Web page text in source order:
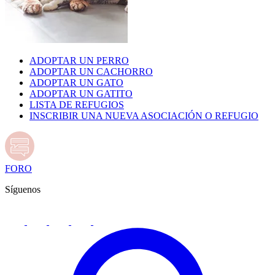
ADOPTAR UN PERRO
ADOPTAR UN CACHORRO
ADOPTAR UN GATO
ADOPTAR UN GATITO
LISTA DE REFUGIOS
INSCRIBIR UNA NUEVA ASOCIACIÓN O REFUGIO
FORO
Síguenos